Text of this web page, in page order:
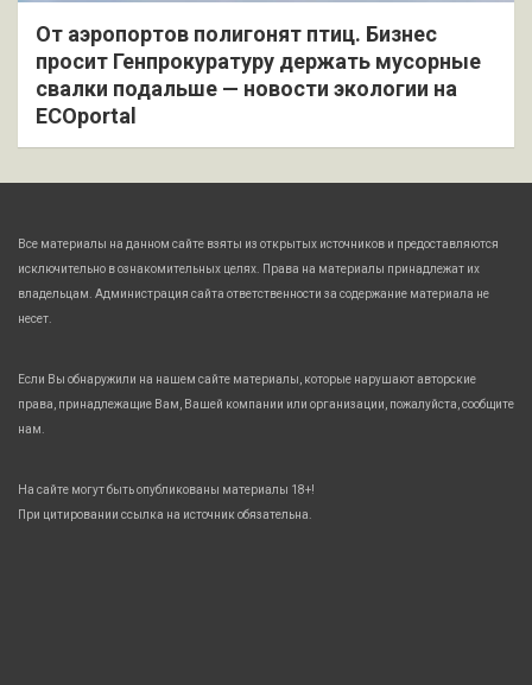
От аэропортов полигонят птиц. Бизнес
просит Генпрокуратуру держать мусорные
свалки подальше — новости экологии на
ECOportal
Все материалы на данном сайте взяты из открытых источников и предоставляются
исключительно в ознакомительных целях. Права на материалы принадлежат их
владельцам. Администрация сайта ответственности за содержание материала не
несет.
Если Вы обнаружили на нашем сайте материалы, которые нарушают авторские
права, принадлежащие Вам, Вашей компании или организации, пожалуйста, сообщите
нам.
На сайте могут быть опубликованы материалы 18+!
При цитировании ссылка на источник обязательна.